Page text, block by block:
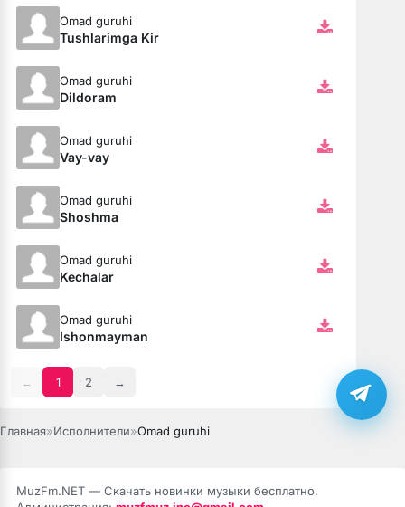
Версия)Omad guruhi
Tushlarimga Kir
Omad guruhi
Dildoram
Omad guruhi
Vay-vay
Omad guruhi
Shoshma
Omad guruhi
Kechalar
Omad guruhi
Ishonmayman
← 1 2 →
Главная»Исполнители»Omad guruhi
MuzFm.NET — Скачать новинки музыки бесплатно.